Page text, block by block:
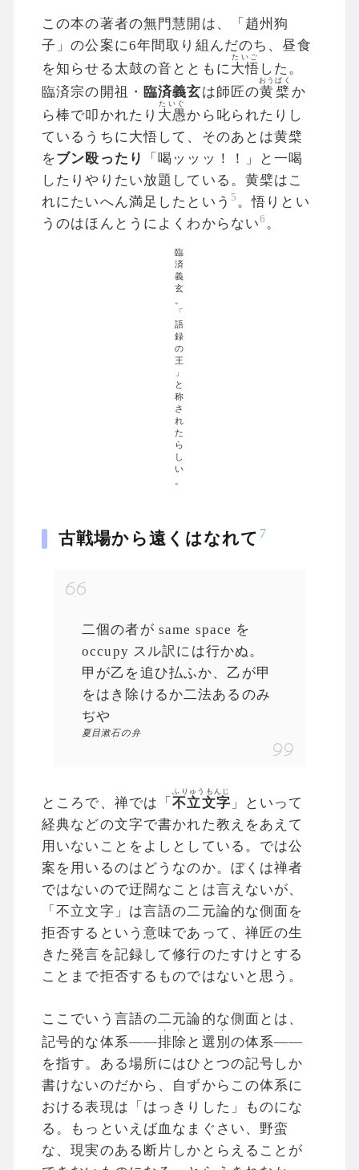
この本の著者の無門慧開は、「趙州狗
子」の公案に6年間取り組んだのち、昼食
を知らせる太鼓の音とともに 大悟
たいご
した。
臨済宗の開祖・ 臨済義玄は師匠の黄檗
おうばく
か
ら棒で叩かれたり 大愚
たいぐ
から叱られたりし
ているうちに大悟して、そのあとは黄檗
をブン殴ったり
「喝ッッッ！！」と一喝
したりやりたい放題している。黄檗はこ
れにたいへん満足したという 5 。悟りとい
うのはほんとうによくわからない6 。
臨
済
義
玄
「
語
録
の
王
」
と
称
さ
れ
た
ら
し
い
古戦場から遠くはなれて 7
二個の者が same space を
occupy スル訳には行かぬ。
甲が乙を追ひ払ふか、乙が甲
をはき除けるか二法あるのみ
ぢや
夏目漱石の弁
ところで、禅では「不立文字
ふりゅうもんじ
」といって
経典などの文字で書かれた教えをあえて
用いないことをよしとしている。では公
案を用いるのはどうなのか。ぼくは禅者
ではないので迂闊なことは言えないが、
「不立文字」は言語の二元論的な側面を
拒否するという意味であって、禅匠の生
きた発言を記録して修行のたすけとする
ことまで拒否するものではないと思う。
ここでいう言語の二元論的な側面とは、
記号的な体系――排除
・・
と 選別
・・
の体系――
を指す。ある場所にはひとつの記号しか
書けないのだから、自ずからこの体系に
おける表現は「はっきりした」ものにな
る。もっといえば血なまぐさい、野蛮
な、現実のある断片しかとらえることが